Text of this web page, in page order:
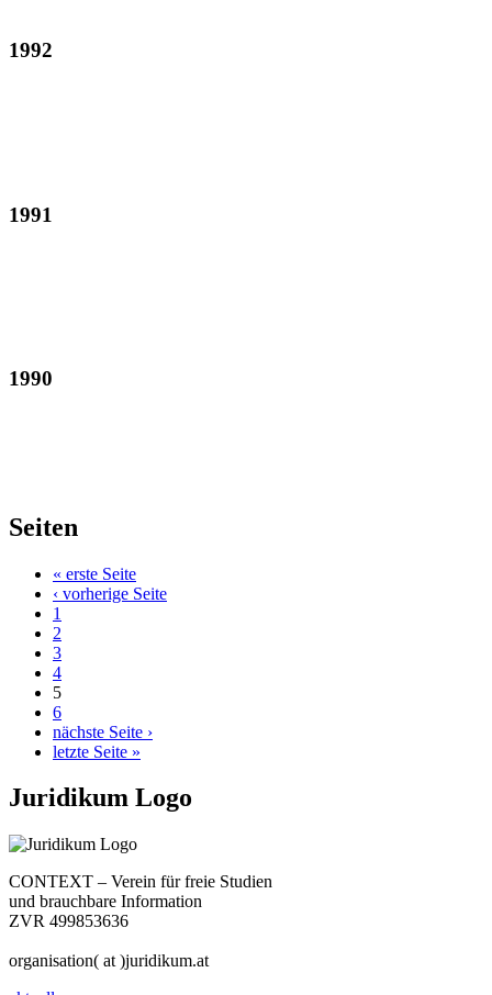
1992
1991
1990
Seiten
« erste Seite
‹ vorherige Seite
1
2
3
4
5
6
nächste Seite ›
letzte Seite »
Juridikum Logo
CONTEXT – Verein für freie Studien
und brauchbare Information
ZVR 499853636
organisation( at )juridikum.at